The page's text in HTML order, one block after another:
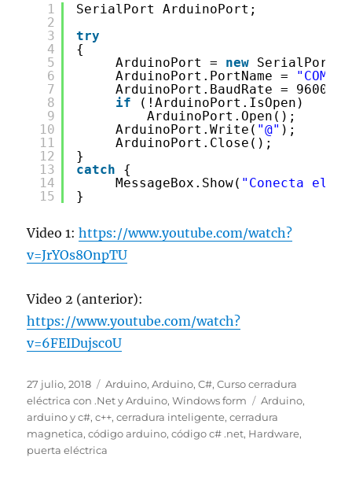
1
2
3
4
5
6
7
8
9
10
11
12
13
14
15
SerialPort ArduinoPort;
try
{
ArduinoPort = new
ArduinoPort.PortName = "COM3"
ArduinoPort.BaudRate = 9600;
if
(!ArduinoPort.IsOpen)
ArduinoPort.Open();
ArduinoPort.Write( "@" );
ArduinoPort.Close();
}
catch
{
MessageBox.Show( "Conecta el
}
Video 1:https://www.youtube.com/watch?
v=JrYOs8OnpTU
Video 2 (anterior):
https://www.youtube.com/watch?
v=6FEIDujsc0U
Publicado
el
27 julio, 2018 Categorías
Arduino,Arduino,C#,Curso cerradura
eléctrica con .Net y Arduino,Windows form Etiquetas
Arduino,
arduino y c#,c++,cerradura inteligente,cerradura
magnetica,código arduino,código c# .net, Hardware,
puerta eléctrica